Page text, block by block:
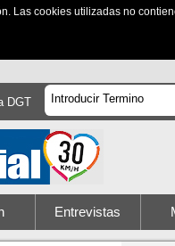
Las cookies utilizadas no
DGT
Entrevistas